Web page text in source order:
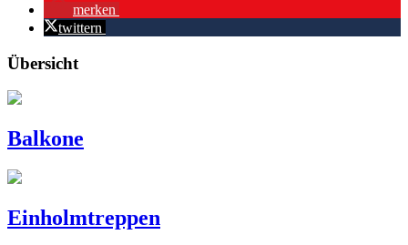
merken
twittern
Übersicht
Balkone
Einholmtreppen